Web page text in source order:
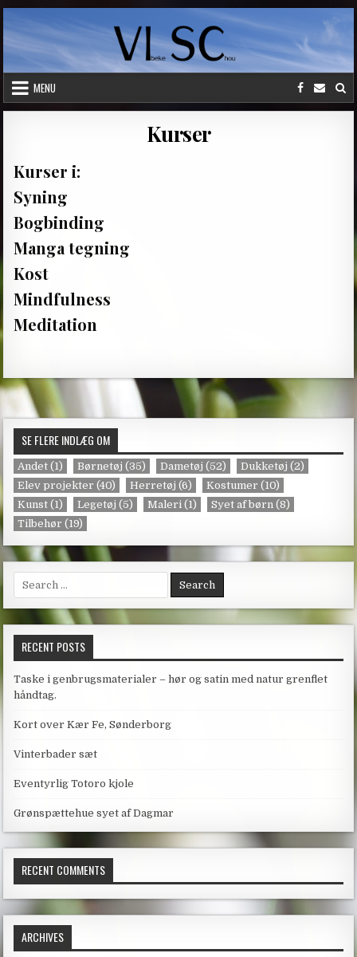
to
MENU
Kurser
Kurser i:
Syning
Bogbinding
Manga tegning
Kost
Mindfulness
Meditation
SE FLERE INDLÆG OM
Andet (1) Børnetøj (35) Dametøj (52) Dukketøj (2)
Elev projekter (40) Herretøj (6) Kostumer (10)
Kunst (1) Legetøj (5) Maleri (1) Syet af børn (8)
Tilbehør (19)
for:
RECENT POSTS
Taske i genbrugsmaterialer – hør og satin med natur grenflet
håndtag.
Kort over Kær Fe, Sønderborg
Vinterbader sæt
Eventyrlig Totoro kjole
Grønspættehue syet af Dagmar
RECENT COMMENTS
ARCHIVES